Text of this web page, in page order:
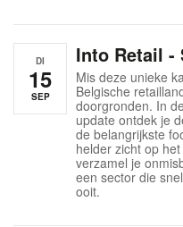
DI
15
SEP
Into Retail -
Mis deze unieke
Belgische
doorgronden. In
update ontdek je
de belangrijkste
helder zicht op
verzamel je
een sector die
ooit.